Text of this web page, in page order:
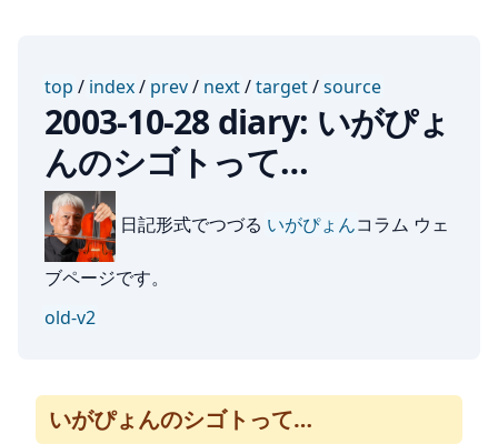
top / index/ prev/ next/target/source
2003-10-28 diary: いがぴょ
んのシゴトって…
日記形式でつづる いがぴょんコラム ウェ
ブページです。
old-v2
いがぴょんのシゴトって…